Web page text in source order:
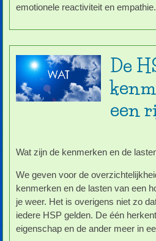
emotionele reactiviteit en empathie.
De
een
Wat zijn de kenmerken en de
We geven voor de
kenmerken en de lasten van een
je weer. Het is overigens niet zo
iedere HSP gelden. De één
eigenschap en de ander meer in